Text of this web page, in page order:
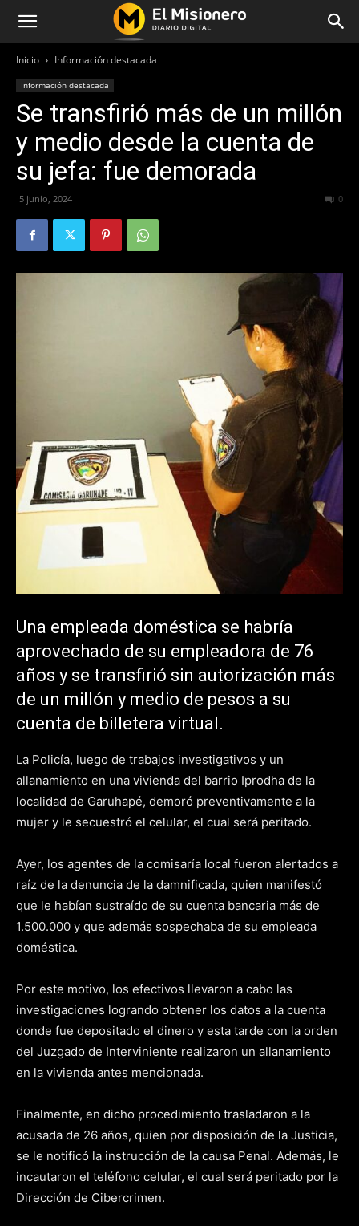
Inicio Información destacada
Información destacada
Se transfirió más de un millón
y medio desde la cuenta de
su jefa: fue demorada
5 junio, 2024 0
Una empleada doméstica se habría
aprovechado de su empleadora de 76
años y se transfirió sin autorización más
de un millón y medio de pesos a su
cuenta de billetera virtual.
La Policía, luego de trabajos investigativos y un
allanamiento en una vivienda del barrio Iprodha de la
localidad de Garuhapé, demoró preventivamente a la
mujer y le secuestró el celular, el cual será peritado.
Ayer, los agentes de la comisaría local fueron alertados a
raíz de la denuncia de la damnificada, quien manifestó
que le habían sustraído de su cuenta bancaria más de
1.500.000 y que además sospechaba de su empleada
doméstica.
Por este motivo, los efectivos llevaron a cabo las
investigaciones logrando obtener los datos a la cuenta
donde fue depositado el dinero y esta tarde con la orden
del Juzgado de Interviniente realizaron un allanamiento
en la vivienda antes mencionada.
Finalmente, en dicho procedimiento trasladaron a la
acusada de 26 años, quien por disposición de la Justicia,
se le notificó la instrucción de la causa Penal. Además, le
incautaron el teléfono celular, el cual será peritado por la
Dirección de Cibercrimen.